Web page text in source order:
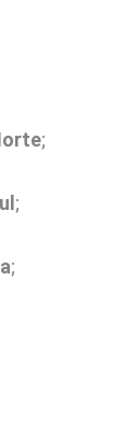
;
;
;